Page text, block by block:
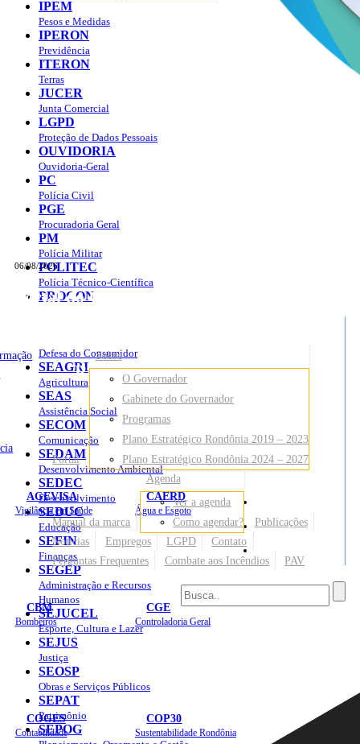
06/08/2026
Portal do Governo do
Rondônia
AGEVISA
Vigilância em Saúde
CAERD
Água e Esgoto
CBM
Bombeiros
CGE
Controladoria Geral
COGES
Contabilidade
COP30
Sustentabilidade Rondônia
Sites
Portal
Sobre
O Governador
Gabinete do Governador
Programas
Plano Estratégico Rondônia 2019 – 2023
Plano Estratégico Rondônia 2024 – 2027
Manual da marca
Agenda
Ver a agenda
Como agendar?
Publicações
Notícias
Empregos LGPD
Contato
Perguntas Frequentes
Combate aos Incêndios PAV
IPEM
Pesos e Medidas
IPERON
Previdência
ITERON
Terras
JUCER
Junta Comercial
LGPD
Proteção de Dados Pessoais
OUVIDORIA
Ouvidoria-Geral
PC
Polícia Civil
PGE
Procuradoria Geral
PM
Polícia Militar
POLITEC
Polícia Técnico-Científica
PROCON
Defesa do Consumidor
SEAGRI
Agricultura
SEAS
Assistência Social
SECOM
Comunicação
SEDAM
Desenvolvimento Ambiental
SEDEC
Desenvolvimento
SEDUC
Educação
SEFIN
Finanças
SEGEP
Administração e Recursos
Humanos
SEJUCEL
Esporte, Cultura e Lazer
SEJUS
Justiça
SEOSP
Obras e Serviços Públicos
SEPAT
Patrimônio
SEPOG